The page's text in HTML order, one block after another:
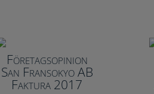
Företagsopinion
San Fransokyo AB
Faktura 2017